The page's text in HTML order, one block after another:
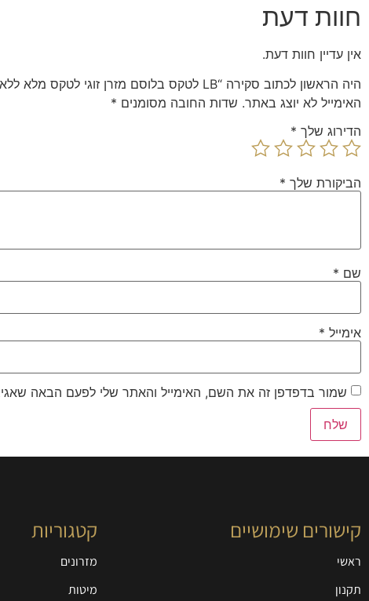
חוות דעת
אין עדיין חוות דעת.
היה הראשון לכתוב סקירה “LB לטקס בלוסם מזרן זוגי לטקס מלא ללא קפיצים למיטה וחצי Camp David”
האימייל לא יוצג באתר. שדות החובה מסומנים *
הדירוג שלך *
הביקורת שלך *
שם *
אימייל *
שמור בדפדפן זה את השם, האימייל והאתר שלי לפעם הבאה
קישורים שימושיים
ראשי
תקנון
קטגוריות
מזרונים
מיטות